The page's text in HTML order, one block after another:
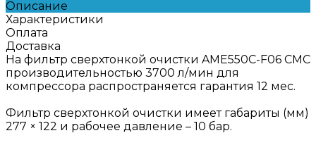
Описание
Характеристики
Оплата
Доставка
На фильтр сверхтонкой очистки AME550C-F06 СМС
производительностью 3700 л/мин для
компрессора распространяется гарантия 12 мес.
Фильтр сверхтонкой очистки имеет габариты (мм)
277 × 122 и рабочее давление – 10 бар.